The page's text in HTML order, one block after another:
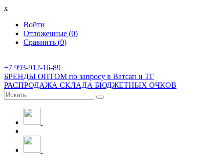
x
Войти
Отложенные (0)
Сравнить (0)
+7 993-912-16-89
БРЕНДЫ ОПТОМ по запросу в Ватсап и ТГ
РАСПРОДАЖА СКЛАДА БЮДЖЕТНЫХ ОЧКОВ